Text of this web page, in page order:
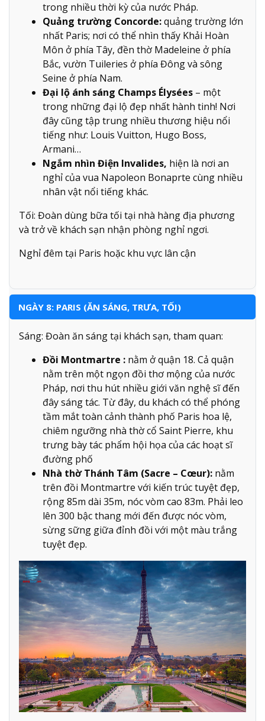
trong nhiều thời kỳ của nước Pháp.
Quảng trường Concorde:quảng trường lớn
nhất Paris; nơi có thể nhìn thấy Khải Hoàn
Môn ở phía Tây, đền thờ Madeleine ở phía
Bắc, vườn Tuileries ở phía Đông và sông
Seine ở phía Nam.
Đại lộ ánh sáng Champs Élysées – một
trong những đại lộ đẹp nhất hành tinh! Nơi
đây cũng tập trung nhiều thương hiệu nổi
tiếng như: Louis Vuitton, Hugo Boss,
Armani…
Ngắm nhìn Điện Invalides, hiện là nơi an
nghỉ của vua Napoleon Bonaprte cùng nhiều
nhân vật nổi tiếng khác.
Tối: Đoàn dùng bữa tối tại nhà hàng địa phương
và trở về khách sạn nhận phòng nghỉ ngơi.
Nghỉ đêm tại Paris hoặc khu vực lân cận
NGÀY 8: PARIS (ĂN SÁNG, TRƯA, TỐI)
Sáng: Đoàn ăn sáng tại khách sạn, tham quan:
Đồi Montmartre : nằm ở quận 18. Cả quận
nằm trên một ngọn đồi thơ mộng của nước
Pháp, nơi thu hút nhiều giới văn nghệ sĩ đến
đây sáng tác. Từ đây, du khách có thể phóng
tầm mắt toàn cảnh thành phố Paris hoa lệ,
chiêm ngưỡng nhà thờ cổ Saint Pierre, khu
trưng bày tác phẩm hội họa của các hoạt sĩ
đường phố
Nhà thờ Thánh Tâm (Sacre – Cœur): nằm
trên đồi Montmartre với kiến trúc tuyệt đẹp,
rộng 85m dài 35m, nóc vòm cao 83m. Phải leo
lên 300 bậc thang mới đến được nóc vòm,
sừng sững giữa đỉnh đồi với một màu trắng
tuyệt đẹp.